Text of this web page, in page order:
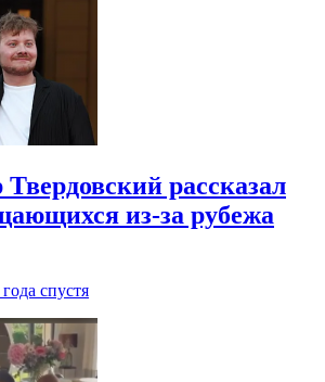
рассказал
из-за рубежа
года спустя